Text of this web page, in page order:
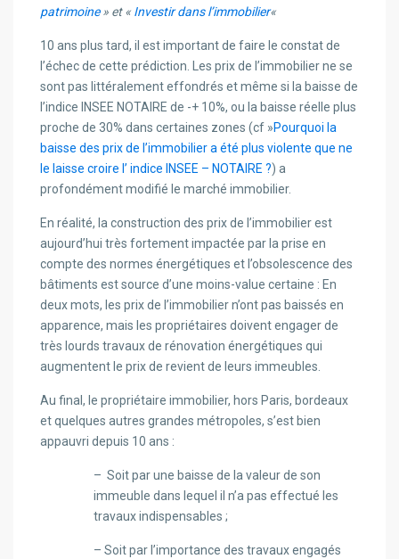
patrimoine» et «Investir dans l’immobilier«
10 ans plus tard, il est important de faire le constat de
l’échec de cette prédiction. Les prix de l’immobilier ne se
sont pas littéralement effondrés et même si la baisse de
l’indice INSEE NOTAIRE de -+ 10%, ou la baisse réelle plus
proche de 30% dans certaines zones (cf »Pourquoi la
baisse des prix de l’immobilier a été plus violente que ne
le laisse croire l’ indice INSEE – NOTAIRE ?) a
profondément modifié le marché immobilier.
En réalité, la construction des prix de l’immobilier est
aujourd’hui très fortement impactée par la prise en
compte des normes énergétiques et l’obsolescence des
bâtiments est source d’une moins-value certaine : En
deux mots, les prix de l’immobilier n’ont pas baissés en
apparence, mais les propriétaires doivent engager de
très lourds travaux de rénovation énergétiques qui
augmentent le prix de revient de leurs immeubles.
Au final, le propriétaire immobilier, hors Paris, bordeaux
et quelques autres grandes métropoles, s’est bien
appauvri depuis 10 ans :
– Soit par une baisse de la valeur de son
immeuble dans lequel il n’a pas effectué les
travaux indispensables ;
– Soit par l’importance des travaux engagés